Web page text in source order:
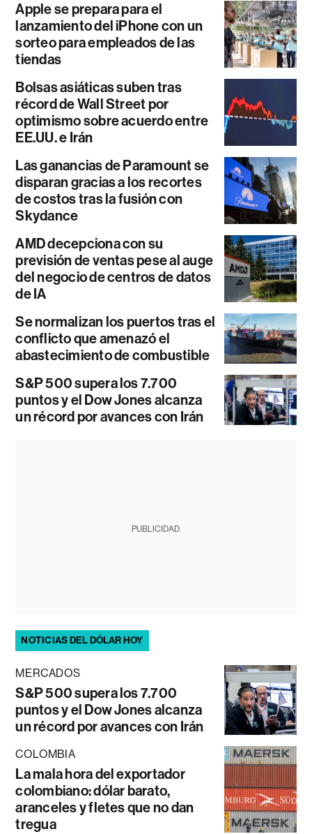
Apple se prepara para el
lanzamiento del iPhone con un
sorteo para empleados de las
tiendas
Bolsas asiáticas suben tras
récord de Wall Street por
optimismo sobre acuerdo entre
EE.UU. e Irán
Las ganancias de Paramount se
disparan gracias a los recortes
de costos tras la fusión con
Skydance
AMD decepciona con su
previsión de ventas pese al auge
del negocio de centros de datos
de IA
Se normalizan los puertos tras el
conflicto que amenazó el
abastecimiento de combustible
S&P 500 supera los 7.700
puntos y el Dow Jones alcanza
un récord por avances con Irán
PUBLICIDAD
NOTICIAS DEL DÓLAR HOY
MERCADOS
S&P 500 supera los 7.700
puntos y el Dow Jones alcanza
un récord por avances con Irán
COLOMBIA
La mala hora del exportador
colombiano: dólar barato,
aranceles y fletes que no dan
tregua